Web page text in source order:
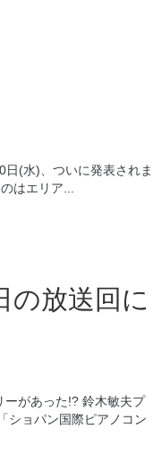
(水)、ついに発表されま
はエリア...
の放送回に
ーがあった!? 鈴木敏夫プ
ショパン国際ピアノコン